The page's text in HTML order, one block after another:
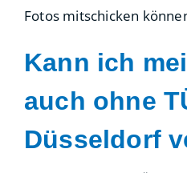
Fotos mitschicken
Kann ich
auch ohne
Düsseldorf